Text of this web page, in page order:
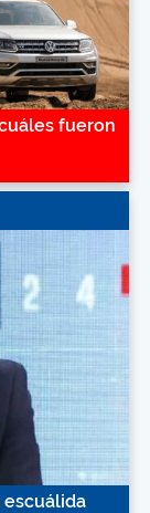
fueron
escuálida